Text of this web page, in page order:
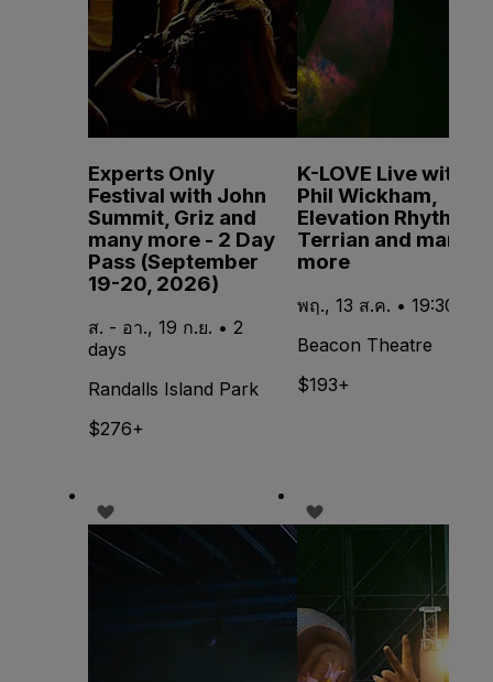
Experts Only
Festival with John
Summit, Griz and
many more - 2 Day
Pass (September
19-20, 2026)
ส. - อา., 19 ก.ย. • 2
days
Randalls Island Park
$276+
K-LOVE Live with
Phil Wickham,
Elevation Rhythm,
Terrian and many
more
พฤ., 13 ส.ค. • 19:30
Beacon Theatre
$193+